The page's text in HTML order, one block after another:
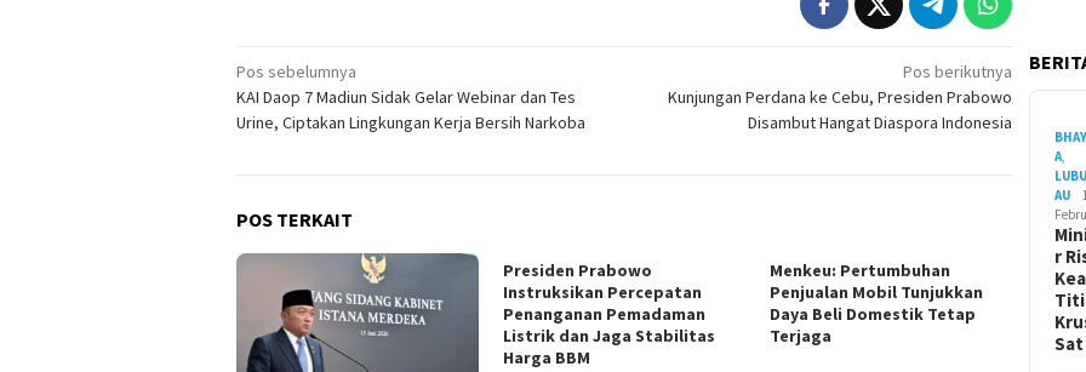
Navigasi
pos
Pos sebelumnya
KAI Daop 7 Madiun Sidak Gelar Webinar dan Tes
Urine, Ciptakan Lingkungan Kerja Bersih Narkoba
Pos berikutnya
Kunjungan Perdana ke Cebu, Presiden Prabowo
Disambut Hangat Diaspora Indonesia
POS TERKAIT
Presiden Prabowo
Instruksikan Percepatan
Penanganan Pemadaman
Listrik dan Jaga Stabilitas
Harga BBM
Menkeu: Pertumbuhan
Penjualan Mobil Tunjukkan
Daya Beli Domestik Tetap
Terjaga
A
AU
r